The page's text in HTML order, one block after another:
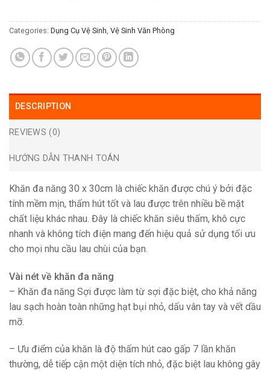
Categories: Dụng Cụ Vệ Sinh Vệ Sinh Văn Phòng
DESCRIPTION
REVIEWS (0)
HƯỚNG DẪN THANH TOÁN
Khăn đa năng 30 x 30cm là chiếc khăn được chú ý bởi đặc
tính mềm mịn, thấm hút tốt và lau được trên nhiều bề mặt
chất liệu khác nhau. Đây là chiếc khăn siêu thấm, khô cực
nhanh và không tích điện mang đến hiệu quả sử dụng tối ưu
cho mọi nhu cầu lau chùi của bạn.
Vài nét về khăn đa năng
– Khăn đa năng Sợi được làm từ sợi đặc biệt, cho khả năng
lau sạch hoàn toàn những hạt bụi nhỏ, dấu vân tay và vết dầu
mỡ.
– Ưu điểm của khăn là độ thấm hút cao gấp 7 lần khăn
thường, dễ tiếp cận một diện tích nhỏ, đặc biệt lau không gây